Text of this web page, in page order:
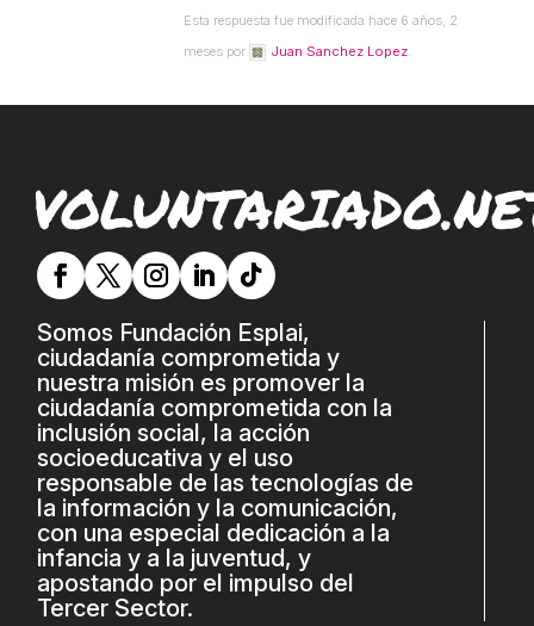
Esta respuesta fue modificada hace 6 años, 2
meses por
Juan Sanchez Lopez.
Somos Fundación Esplai,
ciudadanía comprometida y
nuestra misión es promover la
ciudadanía comprometida con la
inclusión social, la acción
socioeducativa y el uso
responsable de las tecnologías de
la información y la comunicación,
con una especial dedicación a la
infancia y a la juventud, y
apostando por el impulso del
Tercer Sector.
L'equip
Missió i valors
Memòria d'activitats
Proposta educativa
ACTUALITAT
Notícies
Butlletins
Diari de la Fundació